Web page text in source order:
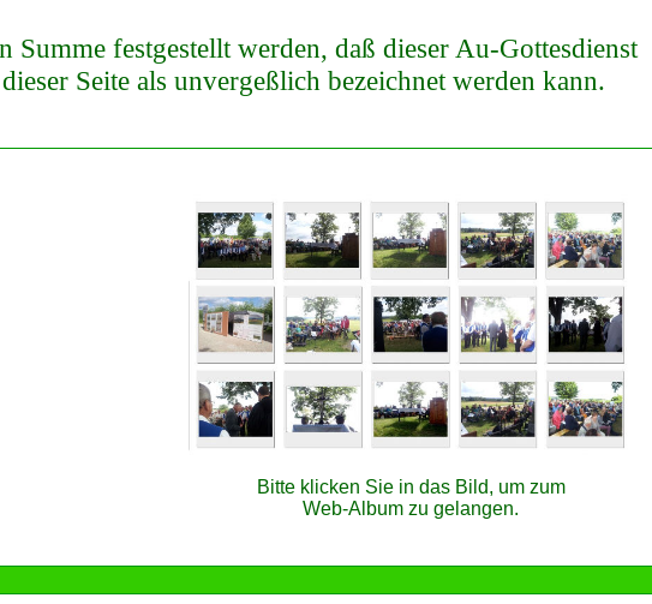
Summe festgestellt werden, daß dieser Au-Gottesdienst
Seite als unvergeßlich bezeichnet werden kann.
Bitte klicken Sie in das Bild, um zum
Web-Album zu gelangen.